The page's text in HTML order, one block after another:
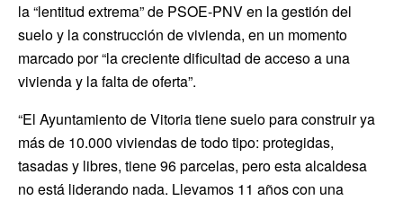
la “lentitud extrema” de PSOE-PNV en la gestión del
suelo y la construcción de vivienda, en un momento
marcado por “la creciente dificultad de acceso a una
vivienda y la falta de oferta”.
“El Ayuntamiento de Vitoria tiene suelo para construir ya
más de 10.000 viviendas de todo tipo: protegidas,
tasadas y libres, tiene 96 parcelas, pero esta alcaldesa
no está liderando nada. Llevamos 11 años con una